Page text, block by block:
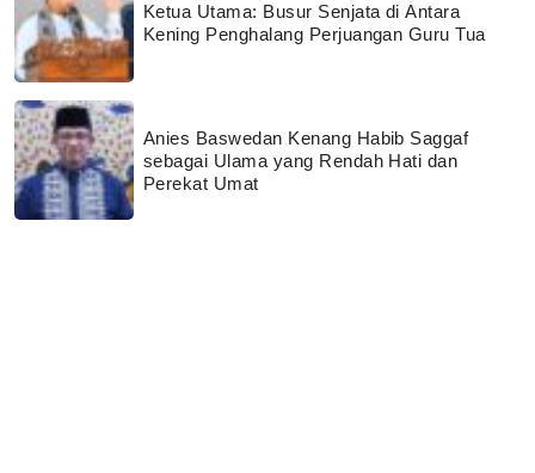
Ketua Utama: Busur Senjata di Antara
Kening Penghalang Perjuangan Guru Tua
Anies Baswedan Kenang Habib Saggaf
sebagai Ulama yang Rendah Hati dan
Perekat Umat